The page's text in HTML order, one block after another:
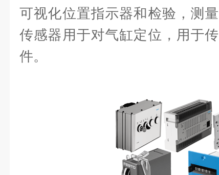
可视化位置指示器和检验，测
传感器用于对气缸定位，用于
件。